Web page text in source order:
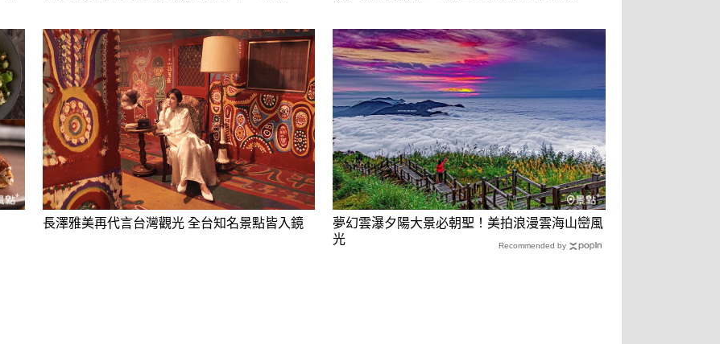
長澤雅美再代言台灣觀光 全台知名景點皆入鏡
夢幻雲瀑夕陽大景必朝聖！美拍浪漫雲海山巒風
光
Recommended by